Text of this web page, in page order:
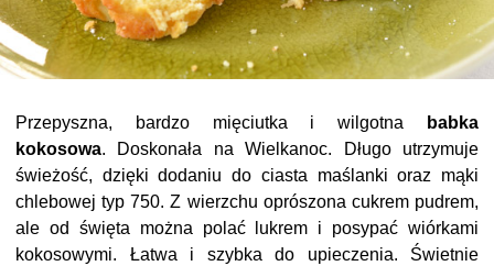
Przepyszna, bardzo mięciutka i wilgotna
babka
kokosowa. Doskonała na Wielkanoc. Długo utrzymuje
świeżość, dzięki dodaniu do ciasta maślanki oraz mąki
chlebowej typ 750. Z wierzchu oprószona cukrem pudrem,
ale od święta można polać lukrem i posypać wiórkami
kokosowymi. Łatwa i szybka do upieczenia. Świetnie